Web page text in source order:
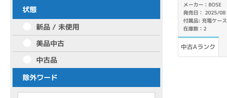
状態
新品 / 未使用
美品中古
中古品
除外ワード
メーカー：BOSE
発売日： 2025/08
付属品: 充電ケース
在庫数：2
中古Aランク
機能・特徴
商品の搭載機能による絞り込み
Webカメラ内蔵